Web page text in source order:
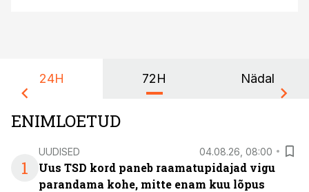
24H 72H Nädal
ENIMLOETUD
1
UUDISED 04.08.26, 08:00
Uus TSD kord paneb raamatupidajad vigu
parandama kohe, mitte enam kuu lõpus